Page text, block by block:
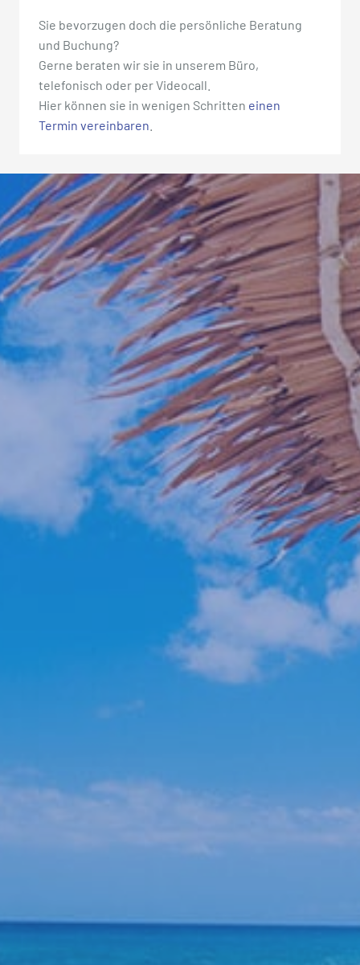
Sie bevorzugen doch die persönliche Beratung
und Buchung?
Gerne beraten wir sie in unserem Büro,
telefonisch oder per Videocall.
Hier können sie in wenigen Schritten einen
Termin vereinbaren